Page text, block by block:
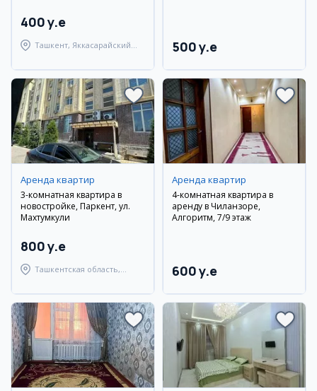
400 y.e
Ташкент, Яккасарайский
500 y.e
Аренда квартир
3-комнатная квартира в
новостройке, Паркент, ул.
Махтумкули
800 y.e
Ташкентская область,
Аренда квартир
4-комнатная квартира в
аренду в Чиланзоре,
Алгоритм, 7/9 этаж
600 y.e